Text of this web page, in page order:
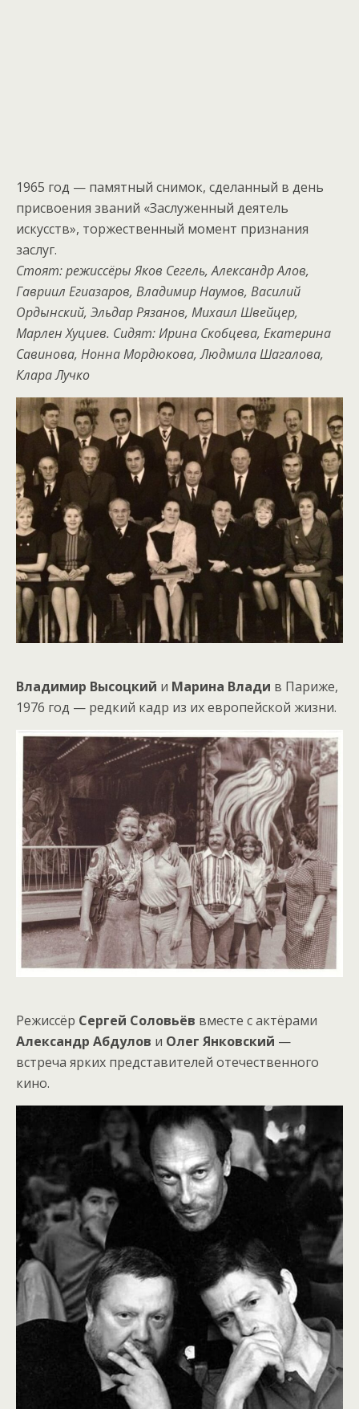
1965 год — памятный снимок, сделанный в день
присвоения званий «Заслуженный деятель
искусств», торжественный момент признания
заслуг.
Стоят: режиссёры Яков Сегель, Александр Алов,
Гавриил Егиазаров, Владимир Наумов, Василий
Ордынский, Эльдар Рязанов, Михаил Швейцер,
Марлен Хуциев. Сидят: Ирина Скобцева, Екатерина
Савинова, Нонна Мордюкова, Людмила Шагалова,
Клара Лучко
Владимир Высоцкий и Марина Влади в Париже,
1976 год — редкий кадр из их европейской жизни.
Режиссёр Сергей Соловьёв вместе с актёрами
Александр Абдулов и Олег Янковский —
встреча ярких представителей отечественного
кино.